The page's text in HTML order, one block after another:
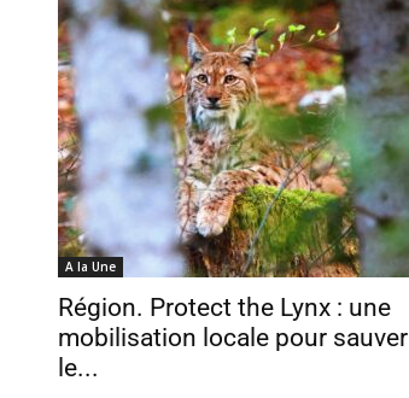
A la Une
Région. Protect the Lynx : une
mobilisation locale pour sauver
le...